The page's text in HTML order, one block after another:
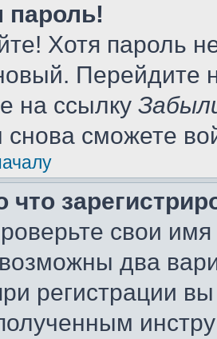
пароль!
Хотя пароль
Перейдите
на ссылку
снова сможете
что
свои
два
регистрации